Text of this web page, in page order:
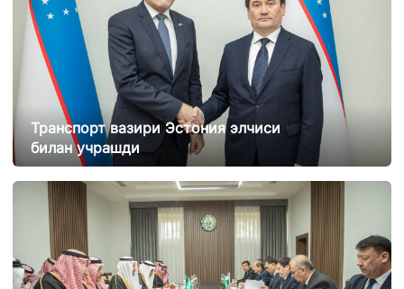
Транспорт вазири Эстония элчиси
билан учрашди